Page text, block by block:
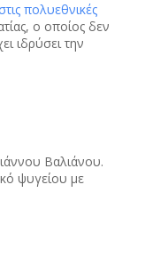
πολυεθνικές
ο οποίος δεν
ιδρύσει την
Βαλιάνου.
ψυγείου με